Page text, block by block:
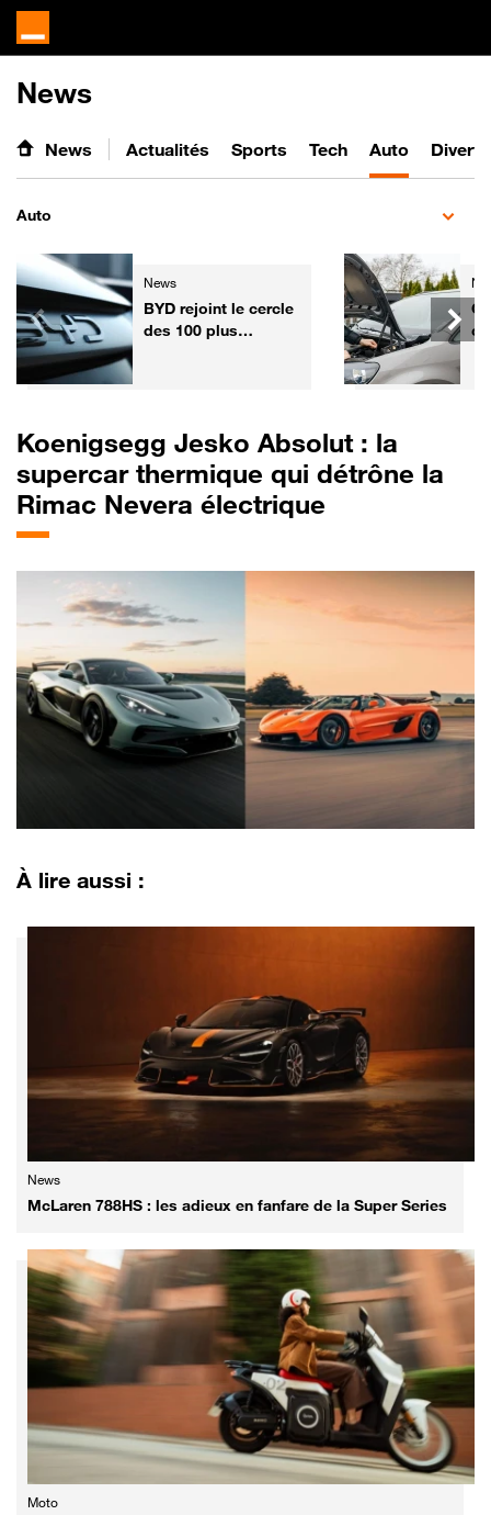
News
News Actualités Sports Tech Auto
Auto
News
BYD rejoint le cercle
des 100 plus
Koenigsegg Jesko Absolut : la
supercar thermique qui détrône la
Rimac Nevera électrique
À lire aussi :
News
McLaren 788HS : les adieux en fanfare de la Super Series
Moto